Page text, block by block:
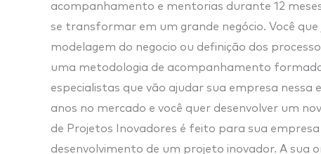
acompanhamento e mentorias durante 12
se transformar em um grande negócio. Você
modelagem do negocio ou definição dos
uma metodologia de acompanhamento
especialistas que vão ajudar sua empresa
anos no mercado e você quer desenvolver um
de Projetos Inovadores é feito para sua
desenvolvimento de um projeto inovador. A sua